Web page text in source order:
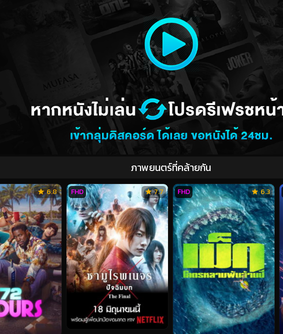
ภาพยนตร์ที่คล้ายกัน
6.8 7.7
FHD 6.3
FHD